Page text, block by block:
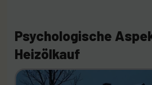
Psychologische
Heizölkauf